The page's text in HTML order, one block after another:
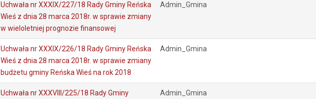
Uchwała nr XXXIX/227/18 Rady Gminy Reńska
Wieś z dnia 28 marca 2018r. w sprawie zmiany
w wieloletniej prognozie finansowej
Admin_Gmina
Uchwała nr XXXIX/226/18 Rady Gminy Reńska
Wieś z dnia 28 marca 2018r. w sprawie zmiany
budżetu gminy Reńska Wieś na rok 2018
Admin_Gmina
Uchwała nr XXXVIII/225/18 Rady Gminy
Admin_Gmina